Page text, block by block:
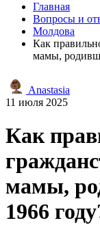
Главная
Вопросы и
Молдова
Как
мамы,
Anastasia
11 июля 2025
Как
мамы,
1966